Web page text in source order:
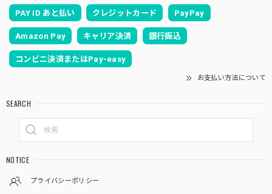
PAY ID あと払い クレジットカード PayPay
Amazon Pay キャリア決済 銀行振込
コンビニ決済またはPay-easy
お支払い方法について
SEARCH
NOTICE
プライバシーポリシー